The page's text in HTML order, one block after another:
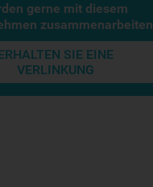
gerne mit diesem
zusammenarbeiten
SIE EINE
VERLINKUNG